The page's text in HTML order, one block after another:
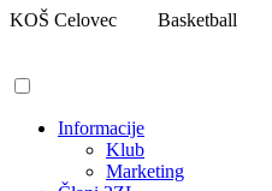
Pojdi
KOŠ Celovec Basketball
Informacije
Klub
Marketing